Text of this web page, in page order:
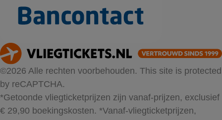
©2026 Alle rechten voorbehouden. This site is protected
by reCAPTCHA.
*Getoonde vliegticketprijzen zijn vanaf-prijzen, exclusief
€ 29,90 boekingskosten. *Vanaf-vliegticketprijzen,